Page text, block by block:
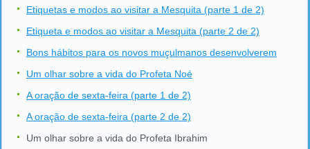
Etiquetas e modos ao visitar a Mesquita (parte 1 de 2)
Etiqueta e modos ao visitar a Mesquita (parte 2 de 2)
Bons hábitos para os novos muçulmanos desenvolverem
Um olhar sobre a vida do Profeta Noé
A oração de sexta-feira (parte 1 de 2)
A oração de sexta-feira (parte 2 de 2)
Um olhar sobre a vida do Profeta Ibrahim